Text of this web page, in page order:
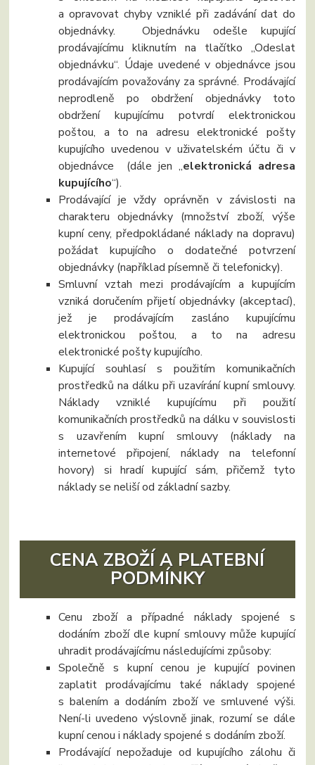
a opravovat chyby vzniklé při zadávání dat do
objednávky. Objednávku odešle kupující
prodávajícímu kliknutím na tlačítko „Odeslat
objednávku“. Údaje uvedené v objednávce jsou
prodávajícím považovány za správné. Prodávající
neprodleně po obdržení objednávky toto
obdržení kupujícímu potvrdí elektronickou
poštou, a to na adresu elektronické pošty
kupujícího uvedenou v uživatelském účtu či v
objednávce (dále jen „elektronická adresa
kupujícího“).
Prodávající je vždy oprávněn v závislosti na
charakteru objednávky (množství zboží, výše
kupní ceny, předpokládané náklady na dopravu)
požádat kupujícího o dodatečné potvrzení
objednávky (například písemně či telefonicky).
Smluvní vztah mezi prodávajícím a kupujícím
vzniká doručením přijetí objednávky (akceptací),
jež je prodávajícím zasláno kupujícímu
elektronickou poštou, a to na adresu
elektronické pošty kupujícího.
Kupující souhlasí s použitím komunikačních
prostředků na dálku při uzavírání kupní smlouvy.
Náklady vzniklé kupujícímu při použití
komunikačních prostředků na dálku v souvislosti
s uzavřením kupní smlouvy (náklady na
internetové připojení, náklady na telefonní
hovory) si hradí kupující sám, přičemž tyto
náklady se neliší od základní sazby.
CENA ZBOŽÍ A PLATEBNÍ
PODMÍNKY
Cenu zboží a případné náklady spojené s
dodáním zboží dle kupní smlouvy může kupující
uhradit prodávajícímu následujícími způsoby:
Společně s kupní cenou je kupující povinen
zaplatit prodávajícímu také náklady spojené
s balením a dodáním zboží ve smluvené výši.
Není-li uvedeno výslovně jinak, rozumí se dále
kupní cenou i náklady spojené s dodáním zboží.
Prodávající nepožaduje od kupujícího zálohu či